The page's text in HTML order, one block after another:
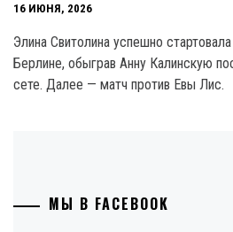
16 ИЮНЯ, 2026
Элина Свитолина успешно
Берлине, обыграв Анну Калинскую
сете. Далее — матч против Евы Лис.
МЫ В FACEBOOK